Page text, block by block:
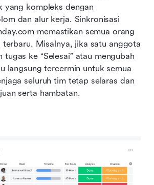
kompleks dengan
dan alur kerja. Sinkronisasi
memastikan semua orang
terbaru. Misalnya, jika satu anggota
tugas ke “Selesai” atau mengubah
langsung tercermin untuk semua
seluruh tim tetap selaras dan
serta hambatan.